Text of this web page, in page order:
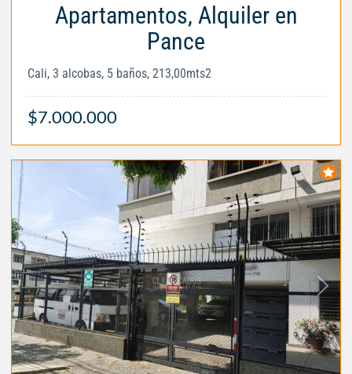
Apartamentos, Alquiler en
Pance
Cali, 3 alcobas, 5 baños, 213,00mts2
$7.000.000